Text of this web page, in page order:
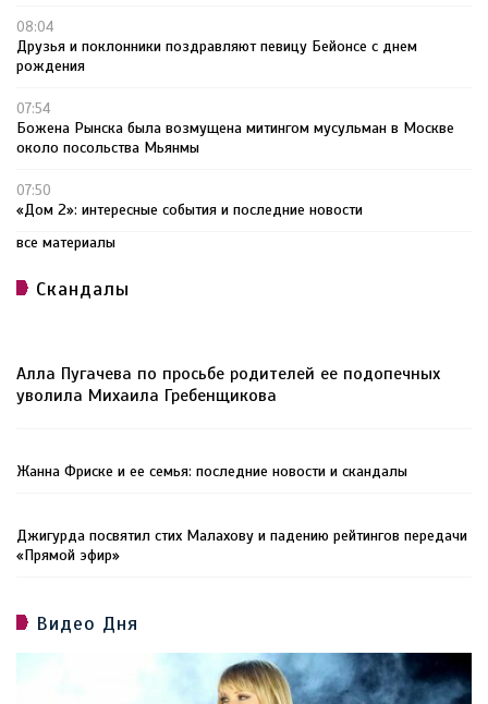
08:04
Друзья и поклонники поздравляют певицу Бейонсе с днем
рождения
07:54
Божена Рынска была возмущена митингом мусульман в Москве
около посольства Мьянмы
07:50
«Дом 2»: интересные события и последние новости
все материалы
Скандалы
Алла Пугачева по просьбе родителей ее подопечных
уволила Михаила Гребенщикова
Жанна Фриске и ее семья: последние новости и скандалы
Джигурда посвятил стих Малахову и падению рейтингов передачи
«Прямой эфир»
Видео Дня